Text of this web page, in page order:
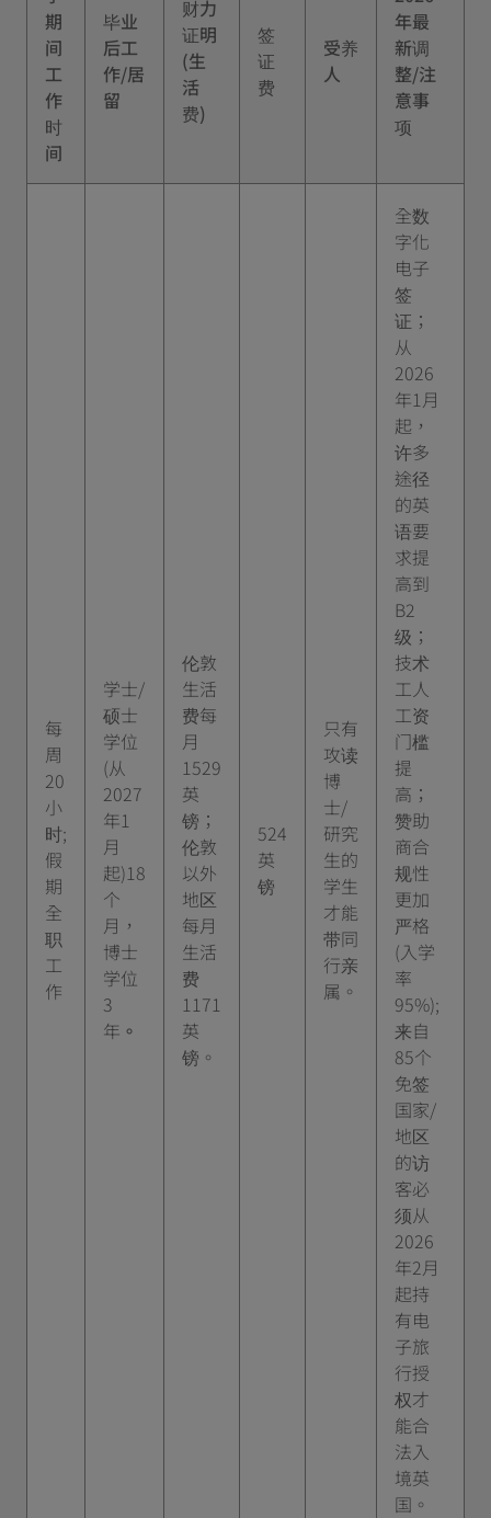
期
间
工
作
时
间
毕业
后工
作/居
留
财力
证明
(生
活
费)
签
证
费
受养
人
年最
新调
整/注
意事
项
每
周
20
小
时;
假
期
全
职
工
作
学士/
硕士
学位
(从
2027
年1
月
起)18
个
月，
博士
学位
3
年 。
伦敦
生活
费每
月
1529
英
镑；
伦敦
以外
地区
每月
生活
费
1171
英
镑。
524
英
镑
只有
攻读
博
士/
研究
生的
学生
才能
带同
行亲
属。
全数
字化
电子
签
证；
从
2026
年1月
起，
许多
途径
的英
语要
求提
高到
B2
级；
技术
工人
工资
门槛
提
高；
赞助
商合
规性
更加
严格
(入学
率
95%);
来自
85个
免签
国家/
地区
的访
客必
须从
2026
年2月
起持
有电
子旅
行授
权才
能合
法入
境英
国。